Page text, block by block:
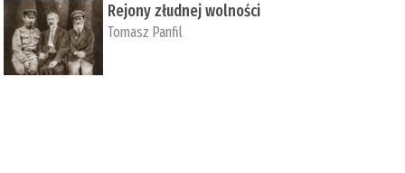
Rejony złudnej wolności
Tomasz Panfil